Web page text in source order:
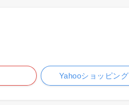
Yahooショッピング